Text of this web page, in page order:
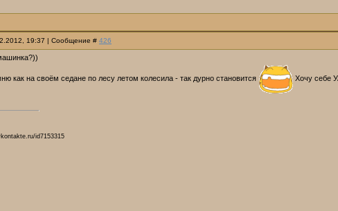
19:37 | Сообщение # 426
как на своём седане по лесу летом колесила - так дурно становится Хочу себе
id7153315